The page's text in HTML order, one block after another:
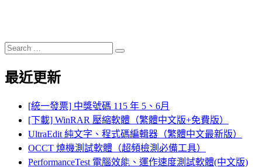
Search
for:
Search
最近更新
[統一發票] 中獎號碼 115 年 5、6月
[下載] WinRAR 壓縮軟體（繁體中文版+免費版）
UltraEdit 純文字、程式碼編輯器（繁體中文最新版）
OCCT 燒機測試軟體（超頻檢測必備工具）
PerformanceTest 電腦效能、運作速度測試軟體(中文版)